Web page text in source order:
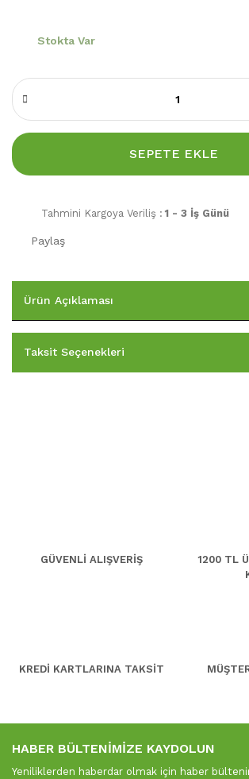
Stokta Var
SEPETE EKLE
Tahmini Kargoya Veriliş : 1 - 3 İş Günü
Paylaş
Ürün Açıklaması
Taksit Seçenekleri
GÜVENLİ ALIŞVERİŞ
1200 TL
KREDİ KARTLARINA TAKSİT
HABER BÜLTENİMİZE KAYDOLUN
Yeniliklerden haberdar olmak için haber